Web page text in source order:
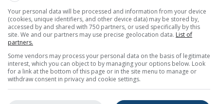
poluante din aer sunt prezentate în al treilea panou.
cauzată în principal în zonele urbane. Ozonul poate:
și viguroasă
și durere la o inspirație profundă
iritație în gât
astmul, emfizemul și bronșita cronică
Your personal data will be processed and information from your device
(cookies, unique identifiers, and other device data) may be stored by,
accessed by and shared with 750 partners, or used specifically by this
site. We and our partners may use precise geolocation data. List of
partners.
Some vendors may process your personal data on the basis of legitimate
interest, which you can object to by managing your options below. Look
for a link at the bottom of this page or in the site menu to manage or
withdraw consent in privacy and cookie settings.